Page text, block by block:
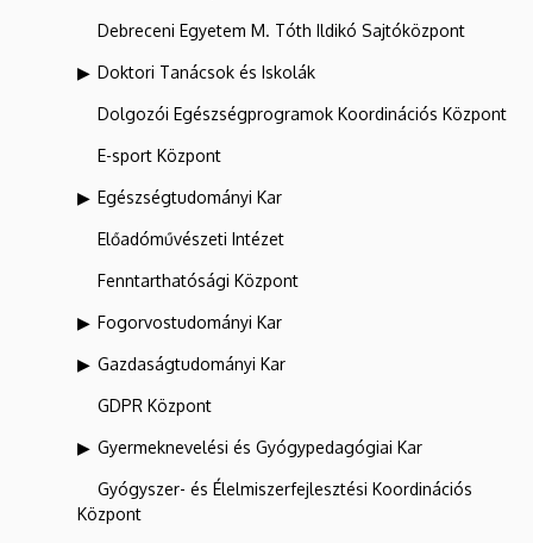
Debreceni Egyetem M. Tóth Ildikó Sajtóközpont
Doktori Tanácsok és Iskolák
Dolgozói Egészségprogramok Koordinációs Központ
E-sport Központ
Egészségtudományi Kar
Előadóművészeti Intézet
Fenntarthatósági Központ
Fogorvostudományi Kar
Gazdaságtudományi Kar
GDPR Központ
Gyermeknevelési és Gyógypedagógiai Kar
Gyógyszer- és Élelmiszerfejlesztési Koordinációs
Központ